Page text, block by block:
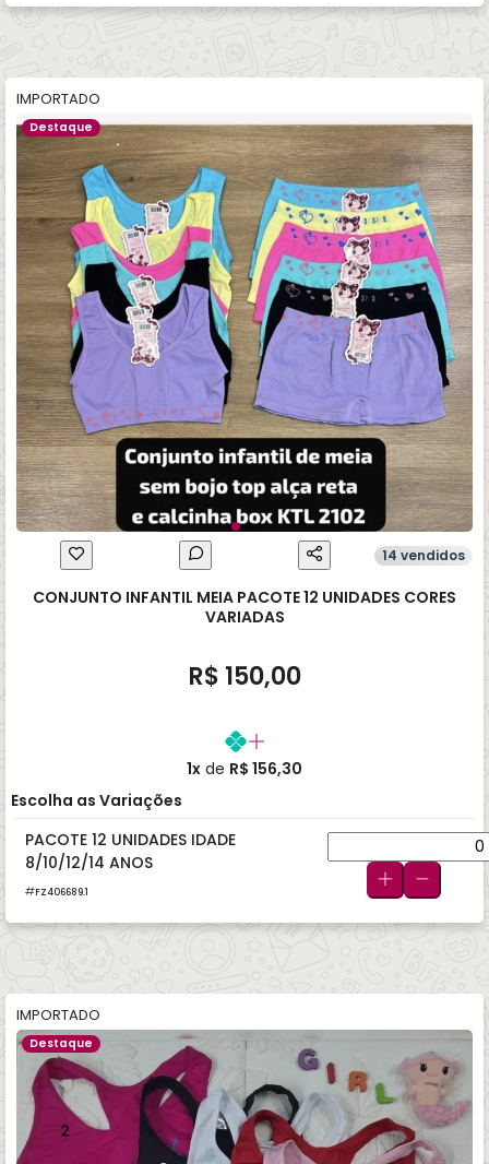
IMPORTADO
Destaque
14 vendidos
CONJUNTO INFANTIL MEIA PACOTE 12 UNIDADES CORES
VARIADAS
R$ 150,00
1x de R$ 156,30
Escolha as Variações
PACOTE 12 UNIDADES IDADE
8/10/12/14 ANOS
FZ406689.1
IMPORTADO
Destaque